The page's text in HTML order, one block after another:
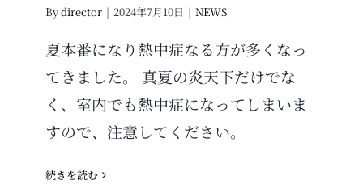
Bydirector | 2024年7月10日 | NEWS
夏本番になり熱中症なる方が多くなっ
てきました。 真夏の炎天下だけでな
く、室内でも熱中症になってしまいま
すので、注意してください。
続きを読む